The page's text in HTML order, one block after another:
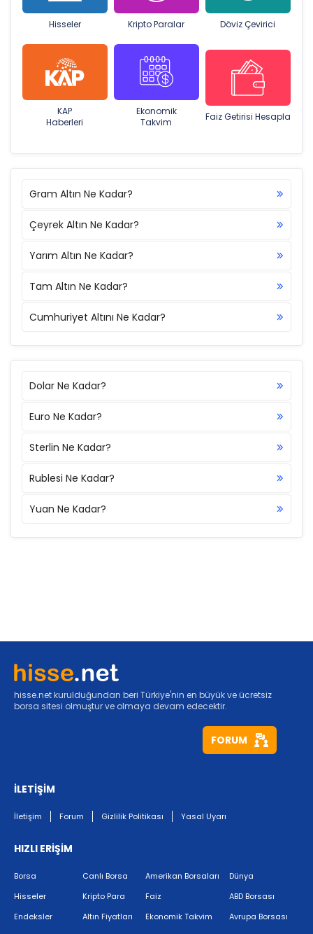
Hisseler Kripto Paralar Döviz Çevirici
KAP
Haberleri
Ekonomik
Takvim
Faiz Getirisi Hesapla
Gram Altın Ne Kadar?
Çeyrek Altın Ne Kadar?
Yarım Altın Ne Kadar?
Tam Altın Ne Kadar?
Cumhuriyet Altını Ne Kadar?
Dolar Ne Kadar?
Euro Ne Kadar?
Sterlin Ne Kadar?
Rublesi Ne Kadar?
Yuan Ne Kadar?
hisse.net kurulduğundan beri Türkiye'nin en büyük ve ücretsiz
borsa sitesi olmuştur ve olmaya devam edecektir.
FORUM
İLETİŞİM
İletişim Forum Gizlilik Politikası Yasal Uyarı
HIZLI ERİŞİM
Borsa
Hisseler
Endeksler
Canlı Borsa
Kripto Para
Altın Fiyatları
Amerikan Borsaları
Faiz
Ekonomik Takvim
Dünya
ABD Borsası
Avrupa Borsası